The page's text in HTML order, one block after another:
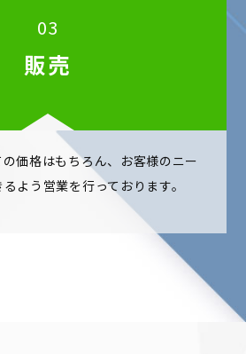
03
販売
価格はもちろん、お客様のニー
よう営業を行っております。